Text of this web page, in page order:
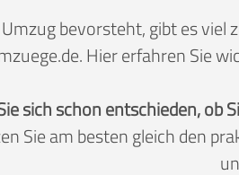
bevorsteht, gibt es viel
Hier erfahren Sie
sich schon entschieden,
Sie am besten gleich den